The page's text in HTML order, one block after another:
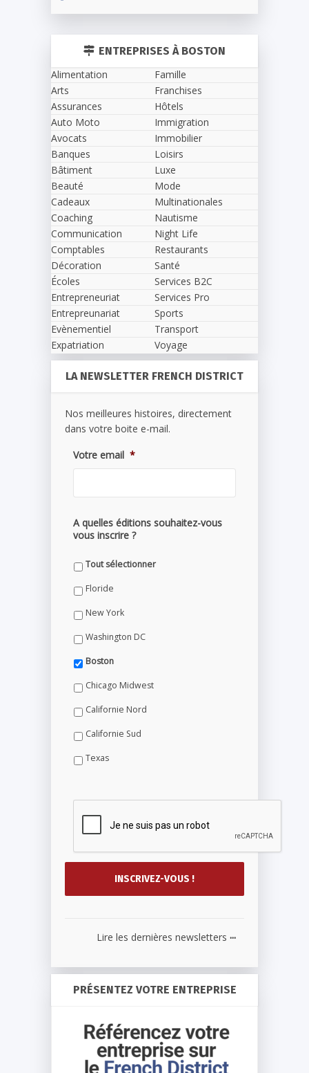
ENTREPRISES À BOSTON
Alimentation
Arts
Assurances
Auto Moto
Avocats
Banques
Bâtiment
Beauté
Cadeaux
Coaching
Communication
Comptables
Décoration
Écoles
Entrepreneuriat
Entrepreunariat
Evènementiel
Expatriation
Famille
Franchises
Hôtels
Immigration
Immobilier
Loisirs
Luxe
Mode
Multinationales
Nautisme
Night Life
Restaurants
Santé
Services B2C
Services Pro
Sports
Transport
Voyage
LA NEWSLETTER FRENCH DISTRICT
Nos meilleures histoires, directement
dans votre boite e-mail.
Votre email *
A quelles éditions souhaitez-vous
vous inscrire ?
Tout sélectionner
Floride
New York
Washington DC
Boston
Chicago Midwest
Californie Nord
Californie Sud
Texas
Lire les dernières newsletters ...
PRÉSENTEZ VOTRE ENTREPRISE